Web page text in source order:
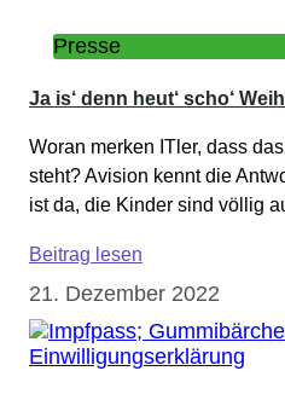
Presse
Ja is‘ denn heut‘ scho‘
Woran merken ITler, dass
steht? Avision kennt die
ist da, die Kinder sind völlig
Beitrag lesen
21. Dezember 2022